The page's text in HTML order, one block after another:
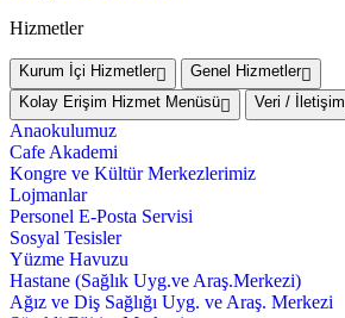
Hizmetler
Kurum İçi Hizmetler
Genel Hizmetler
Kolay Erişim Hizmet Menüsü
Veri / İletişim
Anaokulumuz
Cafe Akademi
Kongre ve Kültür Merkezlerimiz
Lojmanlar
Personel E-Posta Servisi
Sosyal Tesisler
Yüzme Havuzu
Hastane (Sağlık Uyg.ve Araş.Merkezi)
Ağız ve Diş Sağlığı Uyg. ve Araş. Merkezi